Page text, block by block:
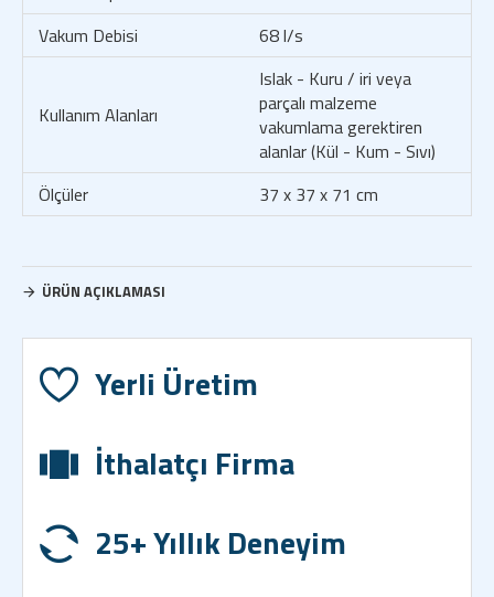
Vakum Debisi
68 l/s
Kullanım Alanları
Islak - Kuru / iri veya
parçalı malzeme
vakumlama gerektiren
alanlar (Kül - Kum - Sıvı)
Ölçüler
37 x 37 x 71 cm
ÜRÜN AÇIKLAMASI
Yerli Üretim
İthalatçı Firma
25+ Yıllık Deneyim